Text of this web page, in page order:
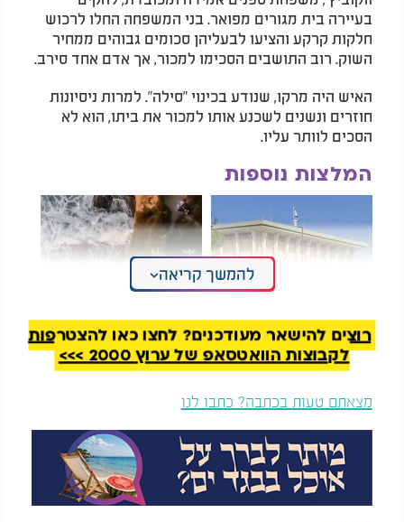
בעיירה בית מגורים מפואר. בני המשפחה החלו לרכוש
חלקות קרקע והציעו לבעליהן סכומים גבוהים ממחיר
השוק. רוב התושבים הסכימו למכור, אך אדם אחד סירב.
האיש היה מרקו, שנודע בכינוי "סילה". למרות ניסיונות
חוזרים ונשנים לשכנע אותו למכור את ביתו, הוא לא
הסכים לוותר עליו.
המלצות נוספות
מפתיע: זה מה שהוקרן
בחדר המנוחה בכנסת
מהגובה - רואים את היד
המכוונת: כשהטבע
מצייר תפילה של צבעים
לפי האגדה, בני משפחת ווקוביץ' החליטו להמשיך
בבנייה סביב ביתו של מרקו, במרחק של מטרים בודדים
ממנו, בתקווה שהצפיפות שתיווצר סביבו תגרום לו
לעזוב בסופו של דבר.
אלא שהבנייה נעצרה בפתאומיות. על פי הסיפור,
שלושת האחים לבית ווקוביץ' טבעו בים בזמן שהיו
להמשך קריאה
רוצים להישאר מעודכנים? לחצו כאן להצטרפות
לקבוצות הוואטסאפ של ערוץ 2000 >>>
מצאתם טעות בכתבה? כתבו לנו